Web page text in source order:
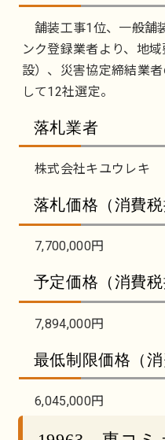
舗装工事1位、一般舗
ンク登録業者より、地
設）、災害協定締結業
して12社選定。
落札業者
株式会社キユウレキ
落札価格（消費税
7,700,000円
予定価格（消費税
7,894,000円
最低制限価格（消
6,045,000円